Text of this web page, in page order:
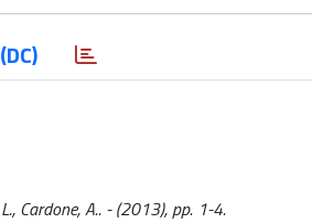
Cardone, A.. - (2013), pp. 1-4.